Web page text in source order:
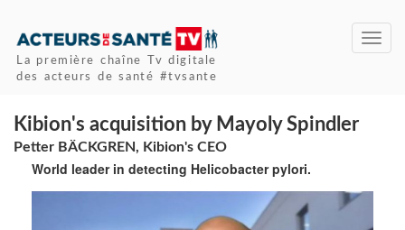
La première chaîne Tv digitale
des acteurs de santé #tvsante
Kibion's acquisition by Mayoly Spindler
Petter BÄCKGREN, Kibion's CEO
World leader in detecting Helicobacter pylori.